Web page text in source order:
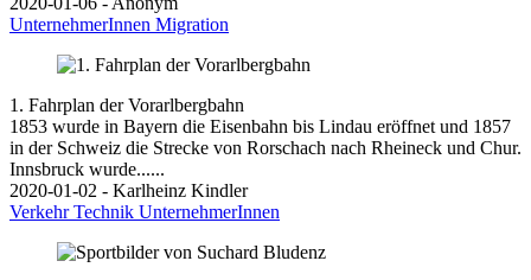
UnternehmerInnen Migration
1. Fahrplan der Vorarlbergbahn
1853 wurde in Bayern die Eisenbahn bis Lindau eröffnet und 1857
in der Schweiz die Strecke von Rorschach nach Rheineck und Chur.
Innsbruck wurde......
2020-01-02 - Karlheinz Kindler
VerkehrTechnik UnternehmerInnen